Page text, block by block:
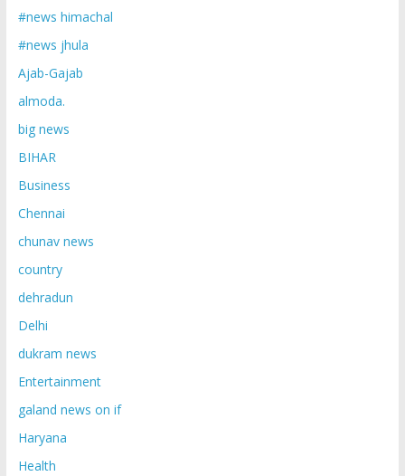
#news himachal
#news jhula
Ajab-Gajab
almoda.
big news
BIHAR
Business
Chennai
chunav news
country
dehradun
Delhi
dukram news
Entertainment
galand news on if
Haryana
Health